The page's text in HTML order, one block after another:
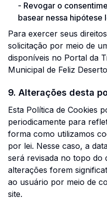
- Revogar o
basear nessa hipótese
Para exercer seus
solicitação por meio de
disponíveis no Portal da
Municipal de Feliz
9. Alterações desta
Esta Política de Cookies
periodicamente para
forma como utilizamos
por lei. Nesse caso, a
será revisada no topo do
alterações forem
ao usuário por meio de
site.